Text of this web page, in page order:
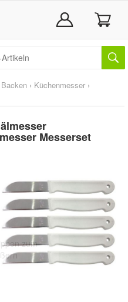
› Küchenmesser ›
Messerset
zum